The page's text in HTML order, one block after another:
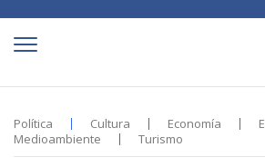
Política Cultura Economía
Medioambiente
Turismo